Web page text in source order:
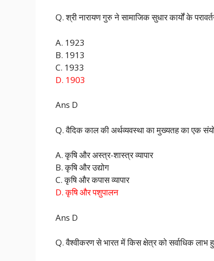
Q. श्री नारायण गुरु ने सामाजिक सुधार कार्यों के
A. 1923
B. 1913
C. 1933
D. 1903
Ans D
Q. वैदिक काल की अर्थव्यवस्था का मुख्यतह का एक
A. कृषि और अस्त्र-शास्त्र व्यापार
B. कृषि और उद्योग
C. कृषि और कपास व्यापार
D. कृषि और पशुपालन
Ans D
Q. वैश्वीकरण से भारत में किस क्षेत्र को सर्वाधिक लाभ